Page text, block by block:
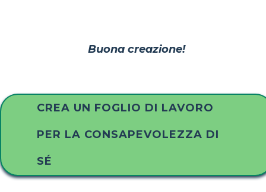
Buona creazione!
CREA UN FOGLIO DI LAVORO
PER LA CONSAPEVOLEZZA DI
SÉ